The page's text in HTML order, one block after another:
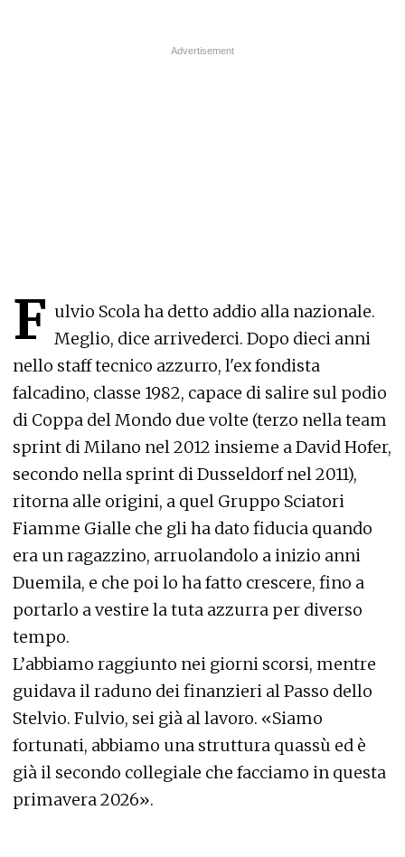
F ulvio Scola ha detto addio alla nazionale.
Meglio, dice arrivederci. Dopo dieci anni
nello staff tecnico azzurro, l'ex fondista
falcadino, classe 1982, capace di salire sul podio
di Coppa del Mondo due volte (terzo nella team
sprint di Milano nel 2012 insieme a David Hofer,
secondo nella sprint di Dusseldorf nel 2011),
ritorna alle origini, a quel Gruppo Sciatori
Fiamme Gialle che gli ha dato fiducia quando
era un ragazzino, arruolandolo a inizio anni
Duemila, e che poi lo ha fatto crescere, fino a
portarlo a vestire la tuta azzurra per diverso
tempo.
L’abbiamo raggiunto nei giorni scorsi, mentre
guidava il raduno dei finanzieri al Passo dello
Stelvio. Fulvio, sei già al lavoro. «Siamo
fortunati, abbiamo una struttura quassù ed è
già il secondo collegiale che facciamo in questa
primavera 2026».